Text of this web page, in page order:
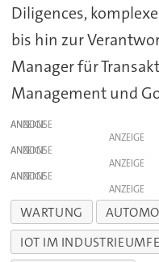
Diligences,
bis hin zur
Manager für
Management und
ANZEIGE
ANZEIGE
ANZEIGE
ANZEIGE
ANZEIGE
ANZEIGE
WARTUNG
IOT IM